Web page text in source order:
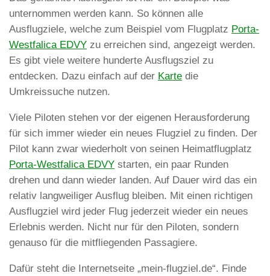
unternommen werden kann. So können alle
Ausflugziele, welche zum Beispiel vom Flugplatz Porta-
Westfalica EDVY zu erreichen sind, angezeigt werden.
Es gibt viele weitere hunderte Ausflugsziel zu
entdecken. Dazu einfach auf der Karte die
Umkreissuche nutzen.
Viele Piloten stehen vor der eigenen Herausforderung
für sich immer wieder ein neues Flugziel zu finden. Der
Pilot kann zwar wiederholt von seinen Heimatflugplatz
Porta-Westfalica EDVY starten, ein paar Runden
drehen und dann wieder landen. Auf Dauer wird das ein
relativ langweiliger Ausflug bleiben. Mit einen richtigen
Ausflugziel wird jeder Flug jederzeit wieder ein neues
Erlebnis werden. Nicht nur für den Piloten, sondern
genauso für die mitfliegenden Passagiere.
Dafür steht die Internetseite „mein-flugziel.de“. Finde